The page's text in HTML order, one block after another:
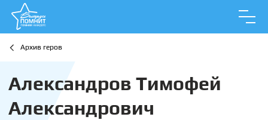
Архив геров
Александров Тимофей
Александрович